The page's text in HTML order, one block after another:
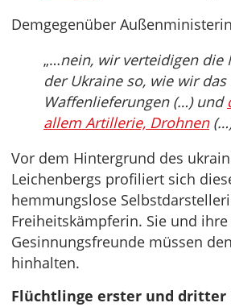
Demgegenüber
„…nein, wir verteidigen die
der Ukraine so, wie wir
Waffenlieferungen (…) und
allem Artillerie, Drohnen
Vor dem Hintergrund des
Leichenbergs profiliert sich
hemmungslose
Freiheitskämpferin. Sie und ihre
Gesinnungsfreunde müssen
hinhalten.
Flüchtlinge erster und dritter